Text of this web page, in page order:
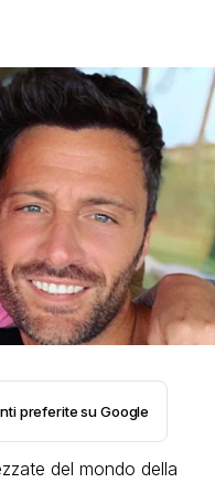
preferite su Google
del mondo della